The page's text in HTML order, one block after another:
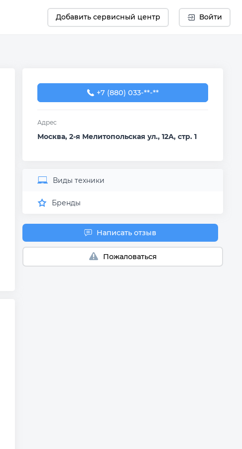
Добавить сервисный центр Войти
+7 (880) 033-38-24
+7 (880) 033-**-**
Адрес
Москва, 2-я Мелитопольская ул., 12А, стр. 1
Виды техники
Бренды
Написать отзыв
Пожаловаться